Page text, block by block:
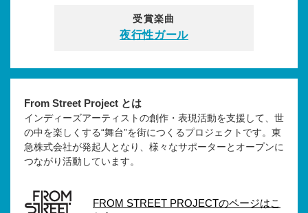
受賞楽曲
夜行性ガール
From Street Project とは
インディーズアーティストの創作・表現活動を支援して、世
の中を楽しくする“舞台”を街につくるプロジェクトです。東
急株式会社が発起人となり、様々なサポーターとオープンに
つながり活動しています。
FROM STREET PROJECTのページはこ